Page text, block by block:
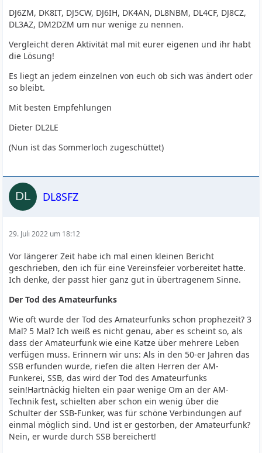
DJ6ZM, DK8IT, DJ5CW, DJ6IH, DK4AN, DL8NBM, DL4CF, DJ8CZ,
DL3AZ, DM2DZM um nur wenige zu nennen.
Vergleicht deren Aktivität mal mit eurer eigenen und ihr habt
die Lösung!
Es liegt an jedem einzelnen von euch ob sich was ändert oder
so bleibt.
Mit besten Empfehlungen
Dieter DL2LE
(Nun ist das Sommerloch zugeschüttet)
DL8SFZ
29. Juli 2022 um 18:12
Vor längerer Zeit habe ich mal einen kleinen Bericht
geschrieben, den ich für eine Vereinsfeier vorbereitet hatte.
Ich denke, der passt hier ganz gut in übertragenem Sinne.
Der Tod des Amateurfunks
Wie oft wurde der Tod des Amateurfunks schon prophezeit? 3
Mal? 5 Mal? Ich weiß es nicht genau, aber es scheint so, als
dass der Amateurfunk wie eine Katze über mehrere Leben
verfügen muss. Erinnern wir uns: Als in den 50-er Jahren das
SSB erfunden wurde, riefen die alten Herren der AM-
Funkerei, SSB, das wird der Tod des Amateurfunks
sein!Hartnäckig hielten ein paar wenige Om an der AM-
Technik fest, schielten aber schon ein wenig über die
Schulter der SSB-Funker, was für schöne Verbindungen auf
einmal möglich sind. Und ist er gestorben, der Amateurfunk?
Nein, er wurde durch SSB bereichert!